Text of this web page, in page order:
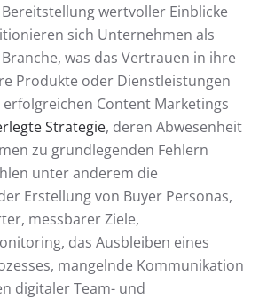
wertvoller Einblicke
sich Unternehmen als
was das Vertrauen in ihre
Produkte oder Dienstleistungen
Content Marketings
Strategie, deren Abwesenheit
zu grundlegenden Fehlern
unter anderem die
Erstellung von Buyer Personas,
messbarer Ziele,
das Ausbleiben eines
mangelnde Kommunikation
digitaler Team- und